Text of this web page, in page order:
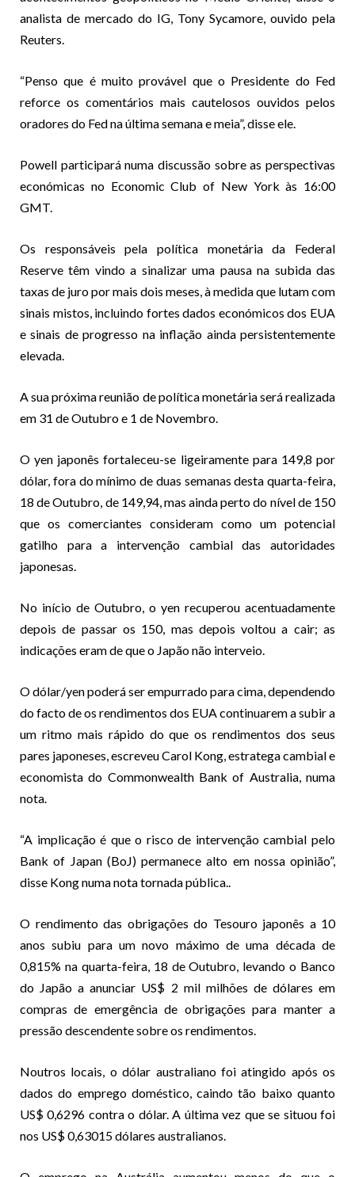
analista de mercado do IG, Tony Sycamore, ouvido pela
Reuters.
“Penso que é muito provável que o Presidente do Fed
reforce os comentários mais cautelosos ouvidos pelos
oradores do Fed na última semana e meia”, disse ele.
Powell participará numa discussão sobre as perspectivas
económicas no Economic Club of New York às 16:00
GMT.
Os responsáveis pela política monetária da Federal
Reserve têm vindo a sinalizar uma pausa na subida das
taxas de juro por mais dois meses, à medida que lutam com
sinais mistos, incluindo fortes dados económicos dos EUA
e sinais de progresso na inflação ainda persistentemente
elevada.
A sua próxima reunião de política monetária será realizada
em 31 de Outubro e 1 de Novembro.
O yen japonês fortaleceu-se ligeiramente para 149,8 por
dólar, fora do mínimo de duas semanas desta quarta-feira,
18 de Outubro, de 149,94, mas ainda perto do nível de 150
que os comerciantes consideram como um potencial
gatilho para a intervenção cambial das autoridades
japonesas.
No início de Outubro, o yen recuperou acentuadamente
depois de passar os 150, mas depois voltou a cair; as
indicações eram de que o Japão não interveio.
O dólar/yen poderá ser empurrado para cima, dependendo
do facto de os rendimentos dos EUA continuarem a subir a
um ritmo mais rápido do que os rendimentos dos seus
pares japoneses, escreveu Carol Kong, estratega cambial e
economista do Commonwealth Bank of Australia, numa
nota.
“A implicação é que o risco de intervenção cambial pelo
Bank of Japan (BoJ) permanece alto em nossa opinião”,
disse Kong numa nota tornada pública..
O rendimento das obrigações do Tesouro japonês a 10
anos subiu para um novo máximo de uma década de
0,815% na quarta-feira, 18 de Outubro, levando o Banco
do Japão a anunciar US$ 2 mil milhões de dólares em
compras de emergência de obrigações para manter a
pressão descendente sobre os rendimentos.
Noutros locais, o dólar australiano foi atingido após os
dados do emprego doméstico, caindo tão baixo quanto
US$ 0,6296 contra o dólar. A última vez que se situou foi
nos US$ 0,63015 dólares australianos.